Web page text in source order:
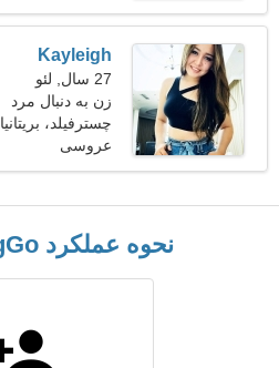
Kayleigh
27 سال, لئو
زن به دنبال مرد
چسترفیلد، بریتانیا
عروسی
نحوه عملکرد GbrDatingGo